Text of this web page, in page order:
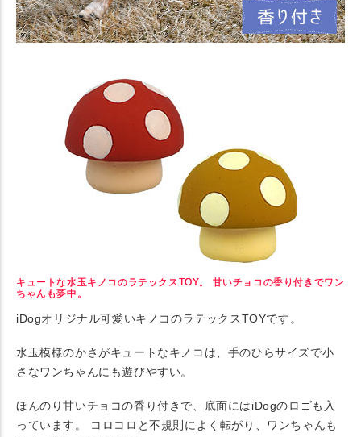
キュートな水玉キノコのラテックスTOY。 甘いチョコの香り付きでワン
ちゃんも夢中。
iDogオリジナル可愛いキノコのラテックスTOYです。
水玉模様のかさがキュートなキノコは、手のひらサイズで小
さなワンちゃんにも遊びやすい。
ほんのり甘いチョコの香り付きで、底面にはiDogのロゴも入
っています。 コロコロと不規則によく転がり、ワンちゃんも